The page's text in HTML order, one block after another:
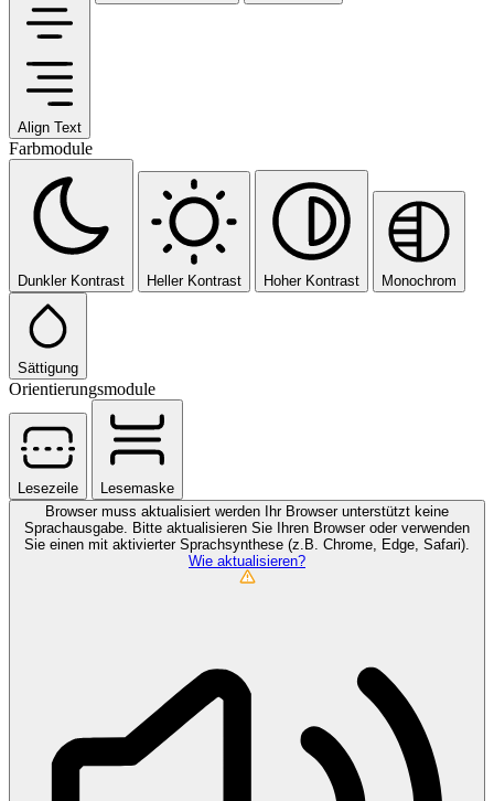
Align Text
Farbmodule
Dunkler Kontrast Heller Kontrast Hoher Kontrast Monochrom
Sättigung
Orientierungsmodule
Lesezeile
Lesemaske
Browser muss aktualisiert werden
Ihr Browser unterstützt keine
Sprachausgabe. Bitte aktualisieren Sie Ihren Browser oder verwenden
Sie einen mit aktivierter Sprachsynthese (z.B. Chrome, Edge, Safari).
Wie aktualisieren?